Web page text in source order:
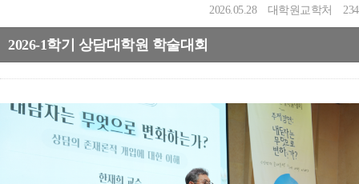
2026.05.28 대학원교학처 234
2026-1학기 상담대학원 학술대회